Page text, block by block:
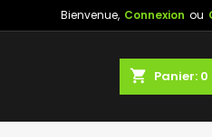
Bienvenue, Connexion ou
shopping_cart Panier: 0